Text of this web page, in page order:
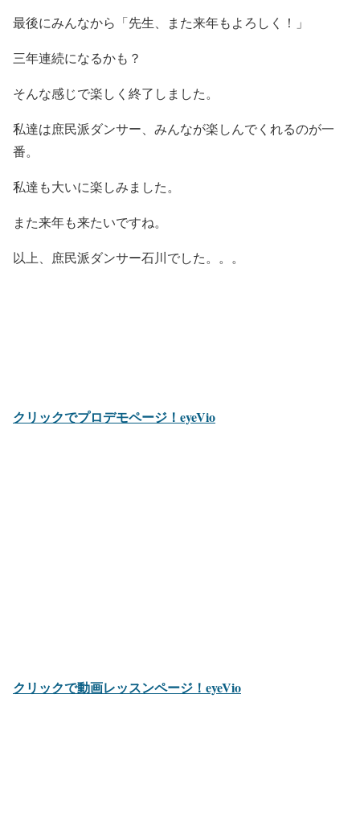
最後にみんなから「先生、また来年もよろしく！」
三年連続になるかも？
そんな感じで楽しく終了しました。
私達は庶民派ダンサー、みんなが楽しんでくれるのが一
番。
私達も大いに楽しみました。
また来年も来たいですね。
以上、庶民派ダンサー石川でした。。。
クリックでプロデモページ！eyeVio
クリックで動画レッスンページ！eyeVio